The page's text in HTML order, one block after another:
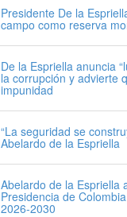
Presidente De la
campo como reserva
De la Espriella anuncia
la corrupción y advierte
impunidad
“La seguridad se
Abelardo de la Espriella
Abelardo de la Espriella
Presidencia de
2026-2030